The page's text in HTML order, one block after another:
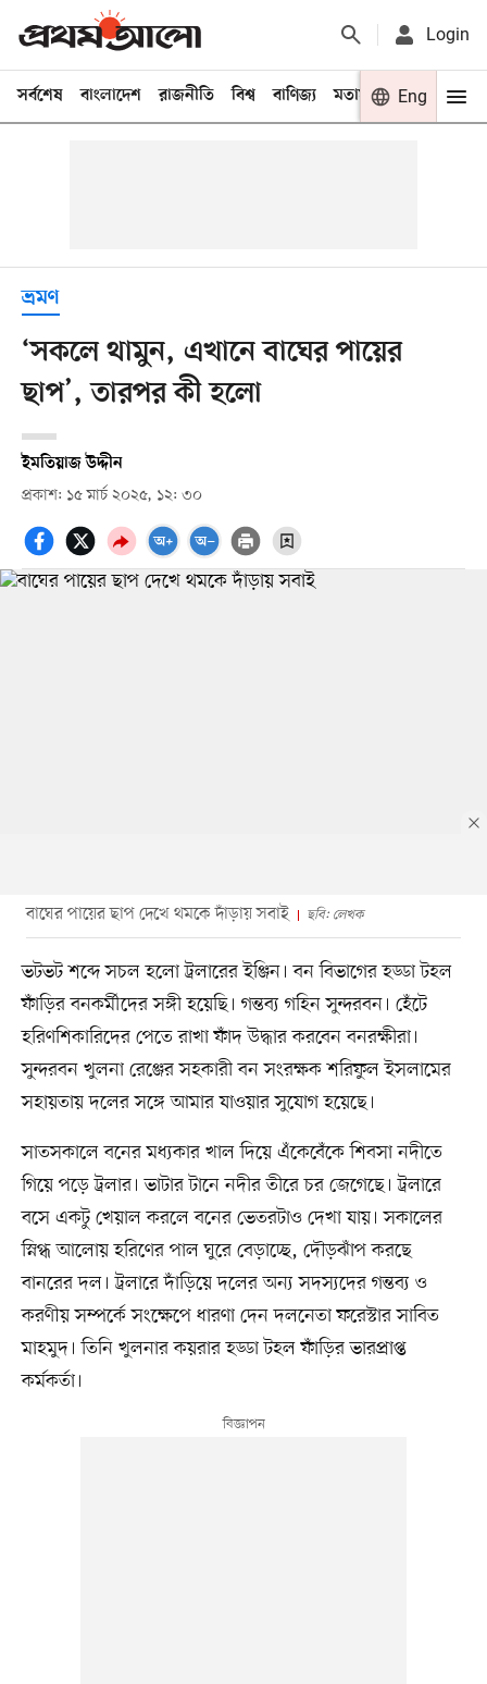
Login
সর্বশেষ বাংলাদেশ রাজনীতি বিশ্ব বাণিজ্য মতামত খেলা
Eng
ভ্রমণ
‘সকলে থামুন, এখানে বাঘের পায়ের
ছাপ’, তারপর কী হলো
ইমতিয়াজ উদ্দীন
প্রকাশ: ১৫ মার্চ ২০২৫, ১২: ৩০
বাঘের পায়ের ছাপ দেখে থমকে দাঁড়ায় সবাই ছবি: লেখক
ভটভট শব্দে সচল হলো ট্রলারের ইঞ্জিন। বন বিভাগের হড্ডা টহল
ফাঁড়ির বনকর্মীদের সঙ্গী হয়েছি। গন্তব্য গহিন সুন্দরবন। হেঁটে
হরিণশিকারিদের পেতে রাখা ফাঁদ উদ্ধার করবেন বনরক্ষীরা।
সুন্দরবন খুলনা রেঞ্জের সহকারী বন সংরক্ষক শরিফুল ইসলামের
সহায়তায় দলের সঙ্গে আমার যাওয়ার সুযোগ হয়েছে।
সাতসকালে বনের মধ্যকার খাল দিয়ে এঁকেবেঁকে শিবসা নদীতে
গিয়ে পড়ে ট্রলার। ভাটার টানে নদীর তীরে চর জেগেছে। ট্রলারে
বসে একটু খেয়াল করলে বনের ভেতরটাও দেখা যায়। সকালের
স্নিগ্ধ আলোয় হরিণের পাল ঘুরে বেড়াচ্ছে, দৌড়ঝাঁপ করছে
বানরের দল। ট্রলারে দাঁড়িয়ে দলের অন্য সদস্যদের গন্তব্য ও
করণীয় সম্পর্কে সংক্ষেপে ধারণা দেন দলনেতা ফরেস্টার সাবিত
মাহমুদ। তিনি খুলনার কয়রার হড্ডা টহল ফাঁড়ির ভারপ্রাপ্ত
কর্মকর্তা।